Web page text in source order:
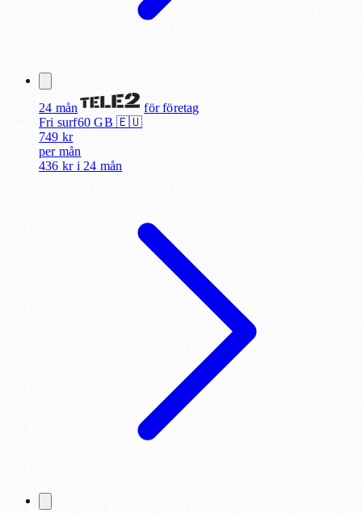
24 mån för företag
Fri surf60 GB 🇪🇺
749 kr
per mån
436 kr i 24 mån